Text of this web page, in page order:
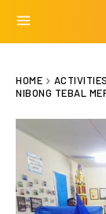
HOME ACTIVITIES
NIBONG TEBAL